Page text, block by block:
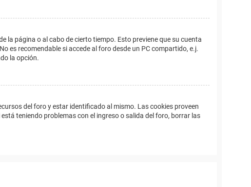
la página o al cabo de cierto tiempo. Esto previene que su cuenta
es recomendable si accede al foro desde un PC compartido, e.j.
la opción.
del foro y estar identificado al mismo. Las cookies proveen
teniendo problemas con el ingreso o salida del foro, borrar las